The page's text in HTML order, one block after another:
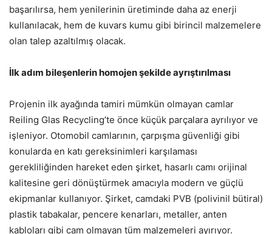
başarılırsa, hem yenilerinin üretiminde daha az enerji
kullanılacak, hem de kuvars kumu gibi birincil malzemelere
olan talep azaltılmış olacak.
İlk adım bileşenlerin homojen şekilde ayrıştırılması
Projenin ilk ayağında tamiri mümkün olmayan camlar
Reiling Glas Recycling’te önce küçük parçalara ayrılıyor ve
işleniyor. Otomobil camlarının, çarpışma güvenliği gibi
konularda en katı gereksinimleri karşılaması
gerekliliğinden hareket eden şirket, hasarlı camı orijinal
kalitesine geri dönüştürmek amacıyla modern ve güçlü
ekipmanlar kullanıyor. Şirket, camdaki PVB (polivinil bütiral)
plastik tabakalar, pencere kenarları, metaller, anten
kabloları gibi cam olmayan tüm malzemeleri ayırıyor.